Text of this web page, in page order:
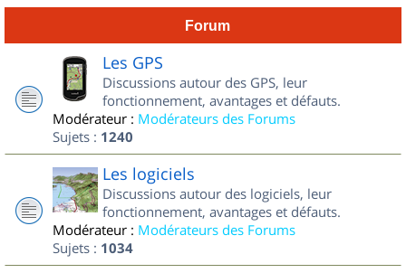
Forum
Les GPS
Discussions autour des GPS, leur
fonctionnement, avantages et défauts.
Modérateur : Modérateurs des Forums
Sujets : 1240
Les logiciels
Discussions autour des logiciels, leur
fonctionnement, avantages et défauts.
Modérateur : Modérateurs des Forums
Sujets : 1034